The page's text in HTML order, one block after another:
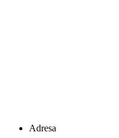
Adresa